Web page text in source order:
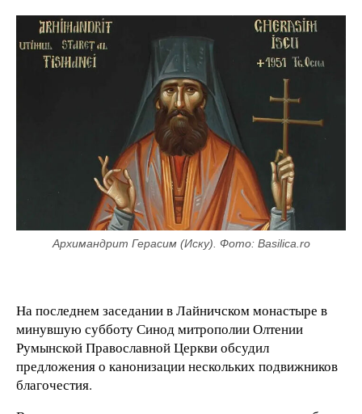
Архимандрит Герасим (Иску). Фото: Basilica.ro
На последнем заседании в Лайничском монастыре в
минувшую субботу Синод митрополии Олтении
Румынской Православной Церкви обсудил
предложения о канонизации нескольких подвижников
благочестия.